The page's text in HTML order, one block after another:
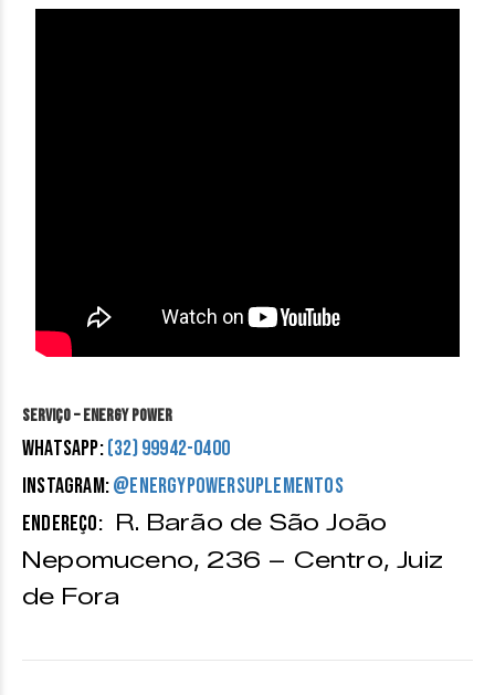
Serviço – Energy Power
WhatsApp:(32) 99942-0400
Instagram:@energypowersuplementos
Endereço:R. Barão de São João
Nepomuceno, 236 – Centro, Juiz
de Fora